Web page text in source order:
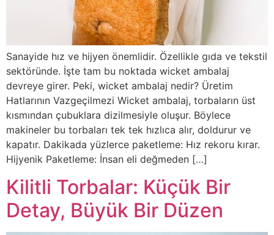
Sanayide hız ve hijyen önemlidir. Özellikle gıda ve tekstil
sektöründe. İşte tam bu noktada wicket ambalaj
devreye girer. Peki, wicket ambalaj nedir? Üretim
Hatlarının Vazgeçilmezi Wicket ambalaj, torbaların üst
kısmından çubuklara dizilmesiyle oluşur. Böylece
makineler bu torbaları tek tek hızlıca alır, doldurur ve
kapatır. Dakikada yüzlerce paketleme: Hız rekoru kırar.
Hijyenik Paketleme: İnsan eli değmeden […]
Kilitli Torbalar: Küçük Bir
Detay, Büyük Bir Düzen